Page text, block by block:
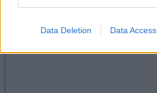
Data Deletion Data Access